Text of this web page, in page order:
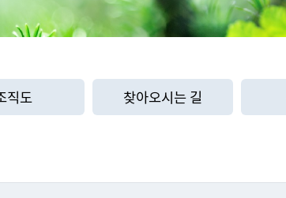
직도 찾아오시는 길